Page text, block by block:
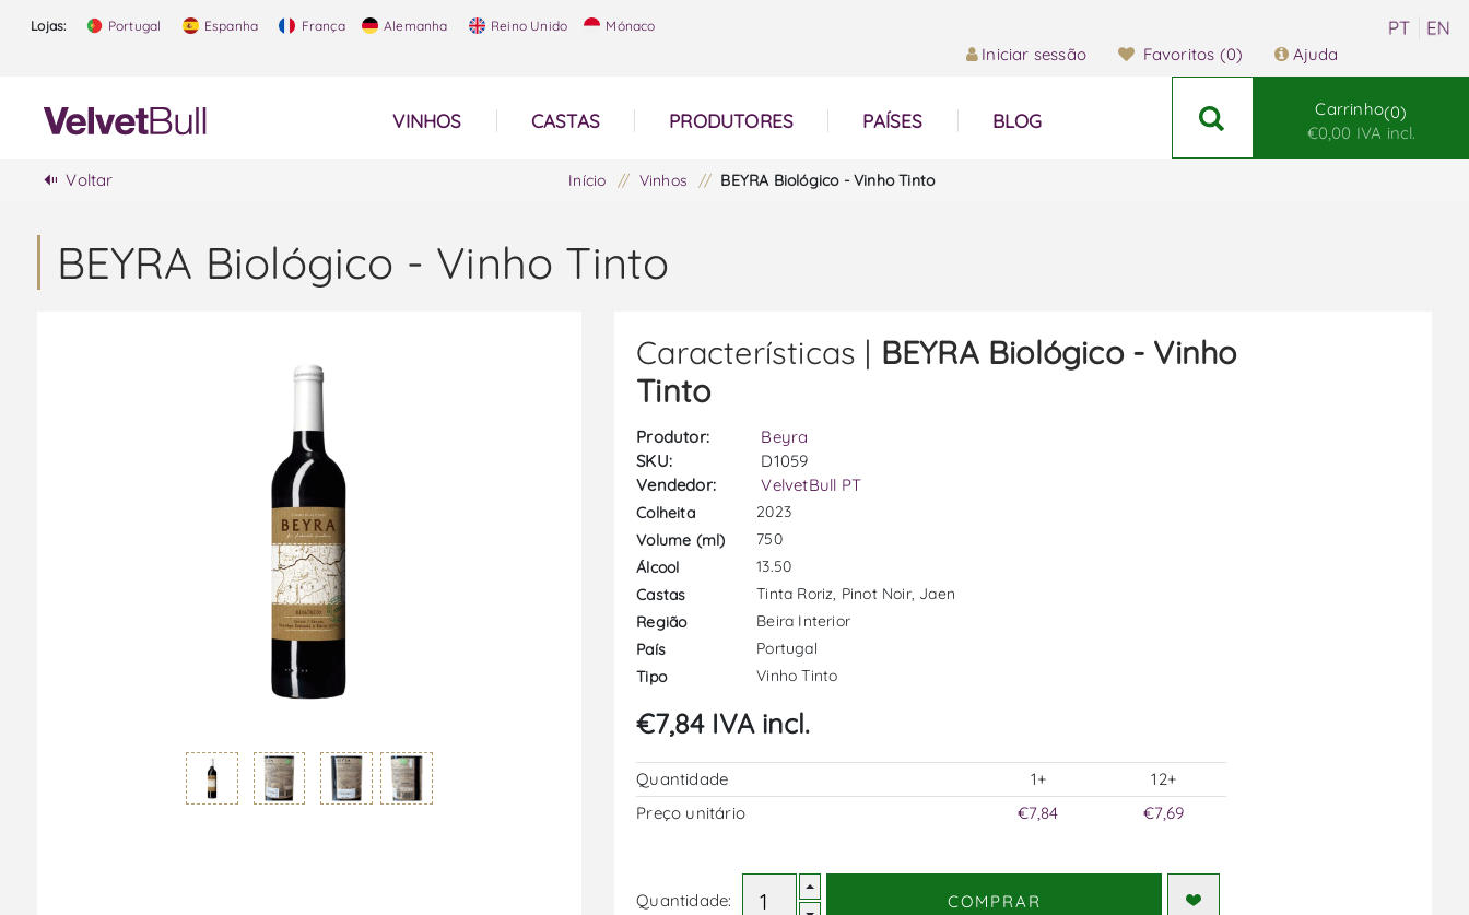
Lojas: Portugal Espanha França Alemanha Reino Unido Mónaco
Iniciar sessão Favoritos (0) Ajuda
VINHOS CASTAS PRODUTORES PAÍSES BLOG
Carrinho 0
€0,00 IVA incl.
Voltar Início / Vinhos / BEYRA Biológico - Vinho Tinto
BEYRA Biológico - Vinho Tinto
Características | BEYRA Biológico - Vinho
Tinto
Produtor:
Beyra
SKU:
D1059
Vendedor:
VelvetBull PT
Colheita
2023
Volume (ml)
750
Álcool
13.50
Castas
Tinta Roriz, Pinot Noir, Jaen
Região
Beira Interior
País
Portugal
Tipo
Vinho Tinto
€7,84 IVA incl.
Quantidade 1+
12+
Preço unitário
€7,84 €7,69
Quantidade: COMPRAR